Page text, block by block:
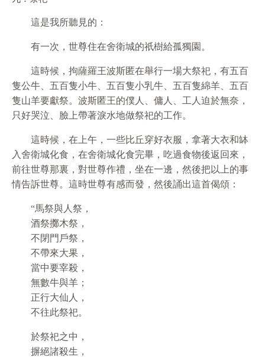
這是我所聽見的：
有一次，世尊住在舍衛城的祇樹給孤獨園。
這時候，拘薩羅王波斯匿在舉行一場大祭祀，有五百
隻公牛、五百隻小牛、五百隻小乳牛、五百隻綿羊、五百
隻山羊要獻祭。波斯匿王的僕人、傭人、工人迫於無奈，
只好哭泣、臉上帶著淚水地做祭祀的工作。
這時候，在上午，一些比丘穿好衣服，拿著大衣和缽
入舍衛城化食，在舍衛城化食完畢，吃過食物後返回來，
前往世尊那裏，對世尊作禮，坐在一邊，然後把以上的事
情告訴世尊。這時世尊有感而發，然後誦出這首偈頌：
“馬祭與人祭，
酒祭擲木祭，
不閉門戶祭，
不帶來大果，
當中要宰殺，
無數牛與羊；
正行大仙人，
不往此祭祀。
於祭祀之中，
摒絕諸殺生，